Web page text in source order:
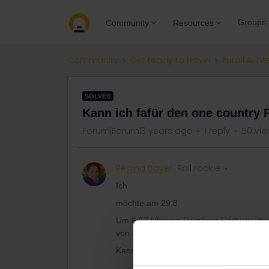
Community Resources Groups
Community Get ready to travel Eurail &
SOLVED
Kann ich fafür den one country
Forum|Forum|3 years ago 1 reply 50
Regina Bayer Rail rookie
Ich
möchte am 29.8
Um 6:57 Uhr von Hamburg Harburg
von London, Brüssel über Köln zurück
Kann ich fafür den one country Pass